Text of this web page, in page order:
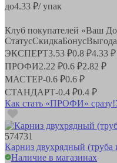
до4.33 ₽/ упак
Клуб покупателей «Ваш
СтатусСкидкаБонусВыгода
ЭКСПЕРТ3.53 ₽0.8 ₽4.33 ₽
ПРОФИ2.22 ₽0.6 ₽2.82 ₽
МАСТЕР-0.6 ₽0.6 ₽
СТАНДАРТ-0.4 ₽0.4 ₽
Как стать «ПРОФИ» сразу!
574731
Карниз двухрядный
Наличие в магазинах